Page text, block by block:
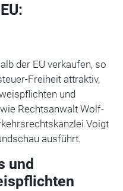
der EU verkaufen, so
Freiheit attraktiv,
und
Rechtsanwalt Wolf-
Voigt
ausführt.
und